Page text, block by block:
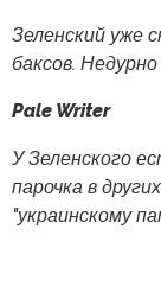
Зеленский уже
баксов.
Pale Writer
У Зеленского
парочка в
"украинскому